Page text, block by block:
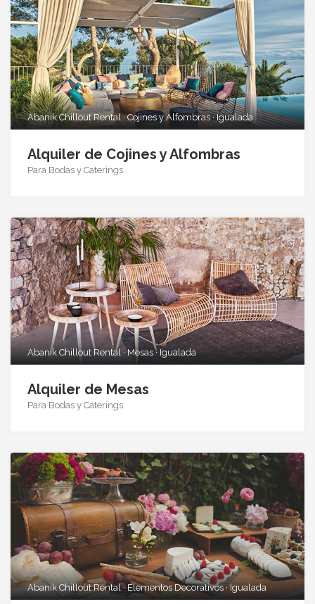
Abanik Chillout Rental · Cojines y Alfombras · Igualada
Alquiler de Cojines y Alfombras
Para Bodas y Caterings
Abanik Chillout Rental · Mesas · Igualada
Alquiler de Mesas
Para Bodas y Caterings
Abanik Chillout Rental · Elementos Decorativos · Igualada